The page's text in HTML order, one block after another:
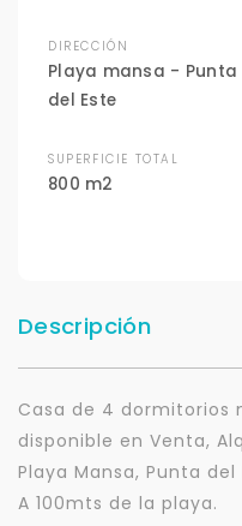
DIRECCIÓN
Playa mansa - Punta
del Este
SUPERFICIE TOTAL
800 m2
Descripción
Casa de 4 dormitorios
disponible en Venta,
Playa Mansa, Punta del
A 100mts de la playa.